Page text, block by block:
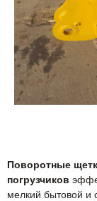
Поворотные
погрузчиков
мелкий бытовой и